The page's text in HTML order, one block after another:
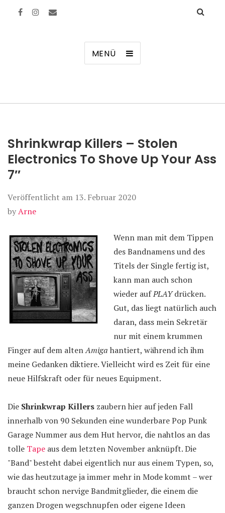
MENÜ
Shrinkwrap Killers – Stolen
Electronics To Shove Up Your Ass
7″
Veröffentlicht am 13. Februar 2020
byArne
Wenn man mit dem Tippen
des Bandnamens und des
Titels der Single fertig ist,
kann man auch schon
wieder aufPLAYdrücken.
Gut, das liegt natürlich auch
daran, dass mein Sekretär
nur mit einem krummen
Finger auf dem altenAmiga hantiert, während ich ihm
meine Gedanken diktiere. Vielleicht wird es Zeit für eine
neue Hilfskraft oder für neues Equipment.
Die Shrinkwrap Killers zaubern hier auf jeden Fall
innerhalb von 90 Sekunden eine wunderbare Pop Punk
Garage Nummer aus dem Hut hervor, die nahtlos an das
tolle Tape aus dem letzten November anknüpft. Die
"Band" besteht dabei eigentlich nur aus einem Typen, so,
wie das heutzutage ja immer mehr in Mode kommt – wer
braucht schon nervige Bandmitglieder, die einem die
ganzen Drogen wegschnupfen oder eigene Ideen